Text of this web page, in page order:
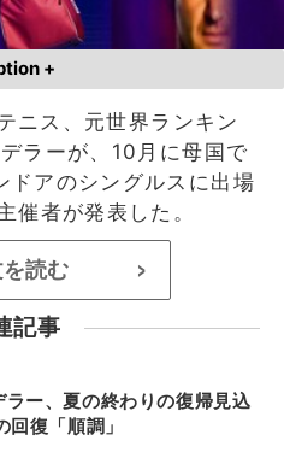
+
ニス、元世界ランキン
ラーが、10月に母国で
ドアのシングルスに出場
催者が発表した。
読む >
記事
ラー、夏の終わりの復帰見込
回復「順調」